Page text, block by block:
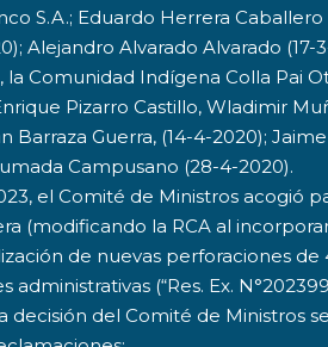
S.A.; Eduardo Herrera Caballero
Alejandro Alvarado Alvarado
la Comunidad Indígena Colla Pai
Pizarro Castillo, Wladimir
Barraza Guerra, (14-4-2020);
Campusano (28-4-2020).
el Comité de Ministros acogió
(modificando la RCA al
de nuevas perforaciones de
administrativas (“Res. Ex.
decisión del Comité de Ministros